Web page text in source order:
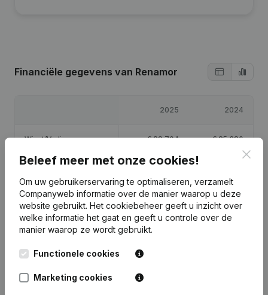
Financiële gegevens van Renamor
2025 2024
Winst/Verlies €88.704 €85.380
Brutomarge €118.459 € 112.652
Beleef meer met onze cookies!
Om uw gebruikerservaring te optimaliseren, verzamelt
Companyweb informatie over de manier waarop u deze
website gebruikt. Het cookiebeheer geeft u inzicht over
welke informatie het gaat en geeft u controle over de
manier waarop ze wordt gebruikt.
Functionele cookies
Marketing cookies